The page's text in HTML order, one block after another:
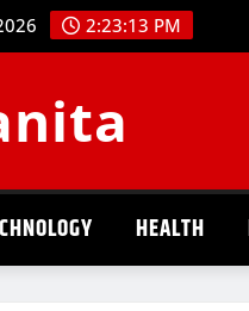
2:23:14 PM
HEALTH